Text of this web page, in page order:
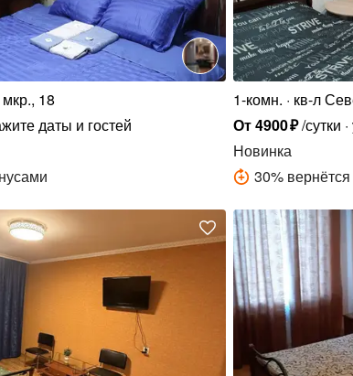
18
даты и гостей
1-комн.
кв-л
От4900₽/сутки
Новинка
30%